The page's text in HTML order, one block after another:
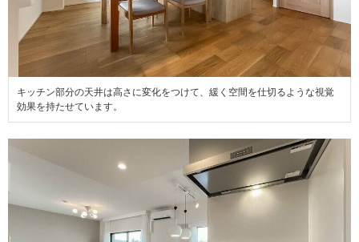
キッチン部分の天井は高さに変化をつけて、緩く空間を仕切るような視覚
効果を持たせています。